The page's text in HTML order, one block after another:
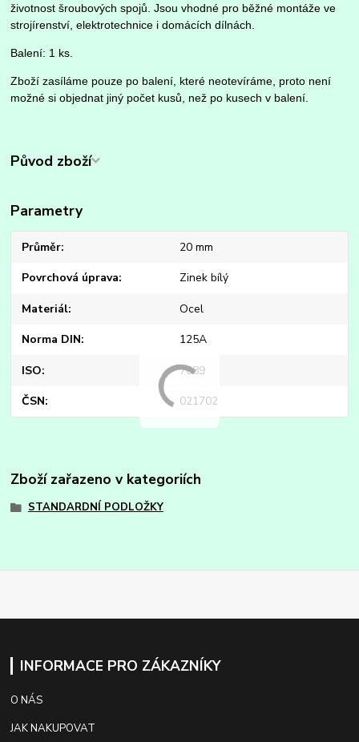
životnost šroubových spojů. Jsou vhodné pro běžné montáže ve
strojírenství, elektrotechnice i domácích dílnách.
Balení: 1 ks.
Zboží zasíláme pouze po balení, které neotevíráme, proto není
možné si objednat jiný počet kusů, než po kusech v balení.
Původ zboží
Parametry
Průměr 20 mm
Povrchová úprava Zinek bílý
Materiál Ocel
Norma DIN 125A
ISO 7089
ČSN 021702
Zboží zařazeno v kategoriích
STANDARDNÍ PODLOŽKY
INFORMACE PRO ZÁKAZNÍKY
O NÁS
JAK NAKUPOVAT